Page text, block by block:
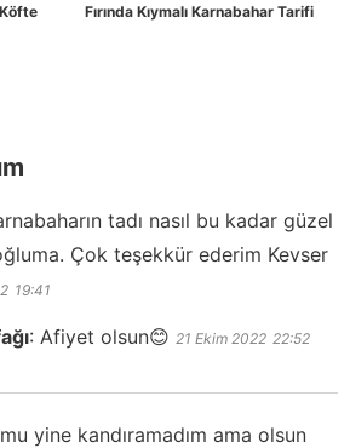
Fırında Kıymalı Karnabahar Tarifi
tadı nasıl bu kadar güzel
Çok teşekkür ederim Kevser
19:41
: Afiyet olsun😊 21 Ekim 2022 22:52
yine kandıramadım ama olsun